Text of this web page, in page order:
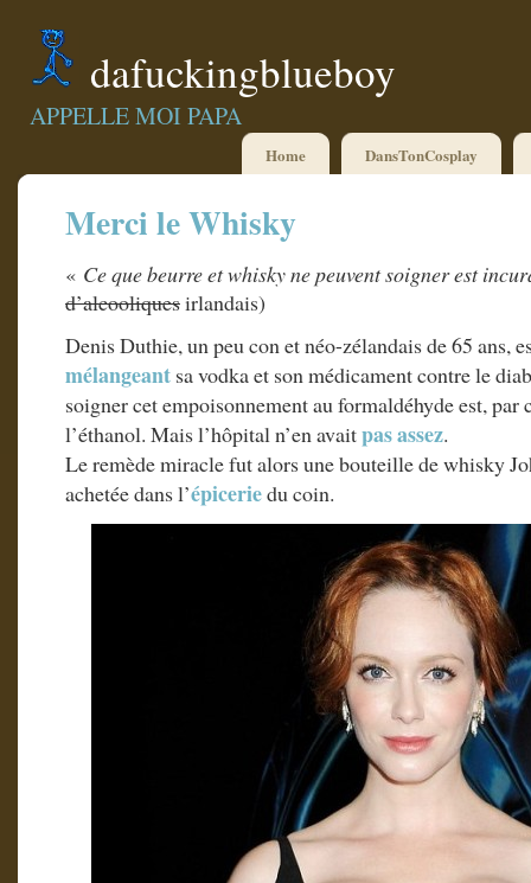
dafuckingblueboy
APPELLE MOI PAPA
Home DansTonCosplay
Merci le Whisky
« Ce que beurre et whisky ne peuvent soigner est
d’alcooliquesirlandais)
Denis Duthie, un peu con et néo-zélandais de 65 ans,
mélangeant sa vodka et son médicament contre le
soigner cet empoisonnement au formaldéhyde est, par
l’éthanol. Mais l’hôpital n’en avaitpas assez.
Le remède miracle fut alors une bouteille de whisky
achetée dans l’épiceriedu coin.